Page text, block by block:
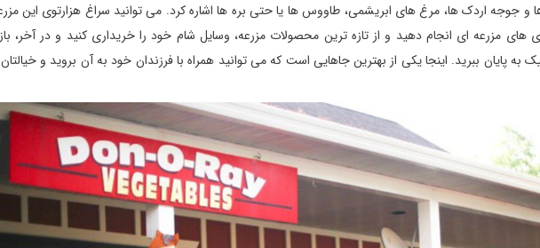
جوجه اردک ها، مرغ های ابریشمی، طاووس ها یا حتی بره ها اشاره کرد. می توانید سراغ هزارتوی این
های مزرعه ای انجام دهید و از تازه ترین محصولات مزرعه، وسایل شام خود را خریداری کنید و در آخر،
پایان ببرید. اینجا یکی از بهترین جاهایی است که می توانید همراه با فرزندان خود به آن بروید و